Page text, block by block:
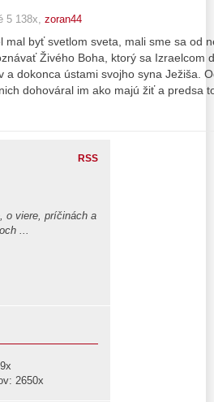
5 138x, zoran44
mal byť svetlom sveta, mali sme sa od
Živého Boha, ktorý sa Izraelcom
a dokonca ústami svojho syna Ježiša.
dohováral im ako majú žiť a predsa
RSS
o viere, príčinách a
...
2650x